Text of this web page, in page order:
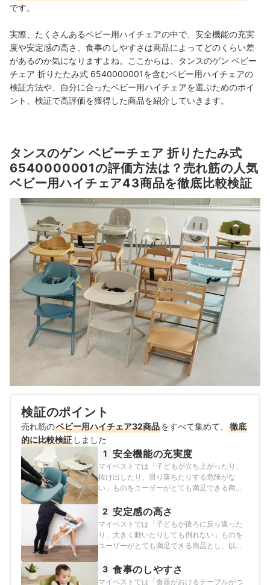
です。
実際、たくさんあるベビー用ハイチェアの中で、安全機能の充実
度や安定感の高さ、食事のしやすさは商品によってどのくらい差
があるのか気になりますよね。ここからは、タンスのゲン ベビー
チェア 折りたたみ式 6540000001を含むベビー用ハイチェアの
検証方法や、自分に合ったベビー用ハイチェアを選ぶためのポイ
ント、検証で高評価を獲得した商品を紹介していきます。
タンスのゲン ベビーチェア 折りたたみ式
6540000001の評価方法は？売れ筋の人気
ベビー用ハイチェア43商品を徹底比較検証
検証のポイント
売れ筋のベビー用ハイチェア32商品をすべて集めて、
徹底
的に比較検証 しました
1 安全機能の充実度
マイベストでは「子どもが立ち上がったり、
抜け出したり、滑り落ちたりする危険がな
い」ものをユーザーがとても満足できる商品
た。
2 安定感の高さ
マイベストでは「子どもが後ろに反り返った
り、大きく動いたりしても倒れない」ものを
ユーザーがとても満足できる商品とし、以下
3 食事のしやすさ
マイベストでは「食器がおけるテーブルがつ